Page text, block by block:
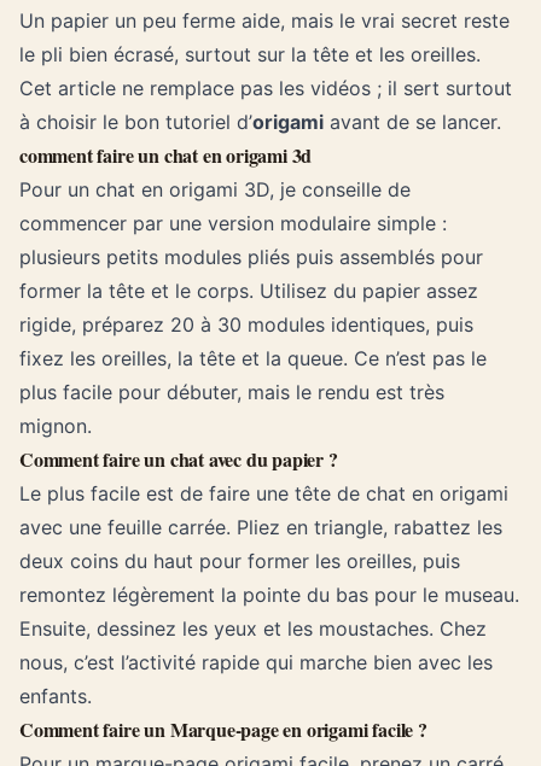
Un papier un peu ferme aide, mais le vrai secret reste
le pli bien écrasé, surtout sur la tête et les oreilles.
Cet article ne remplace pas les vidéos ; il sert surtout
à choisir le bon tutoriel d’origami avant de se lancer.
comment faire un chat en origami 3d
Pour un chat en origami 3D, je conseille de
commencer par une version modulaire simple :
plusieurs petits modules pliés puis assemblés pour
former la tête et le corps. Utilisez du papier assez
rigide, préparez 20 à 30 modules identiques, puis
fixez les oreilles, la tête et la queue. Ce n’est pas le
plus facile pour débuter, mais le rendu est très
mignon.
Comment faire un chat avec du papier ?
Le plus facile est de faire une tête de chat en origami
avec une feuille carrée. Pliez en triangle, rabattez les
deux coins du haut pour former les oreilles, puis
remontez légèrement la pointe du bas pour le museau.
Ensuite, dessinez les yeux et les moustaches. Chez
nous, c’est l’activité rapide qui marche bien avec les
enfants.
Comment faire un Marque-page en origami facile ?